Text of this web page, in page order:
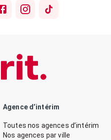
Agence d’intérim
Toutes nos agences d’intérim
Nos agences par ville